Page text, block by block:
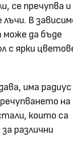
се пречупва и
В
да бъде
с ярки
има радиус
на
които са
различни